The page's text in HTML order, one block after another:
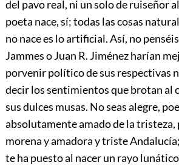
del pavo real, ni un solo de ruiseñor
poeta nace, sí; todas las cosas
no nace es lo artificial. Así, no
Jammes o Juan R. Jiménez harían
porvenir político de sus respectivas
decir los sentimientos que brotan al
sus dulces musas. No seas alegre,
absolutamente amado de la
morena y amadora y triste
te ha puesto al nacer un rayo